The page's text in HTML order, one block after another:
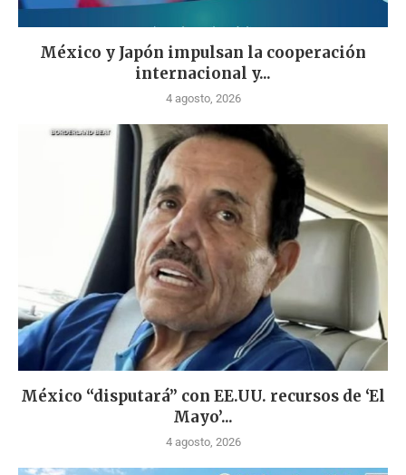
México y Japón impulsan la cooperación
internacional y...
4 agosto, 2026
México “disputará” con EE.UU. recursos de ‘El
Mayo’...
4 agosto, 2026